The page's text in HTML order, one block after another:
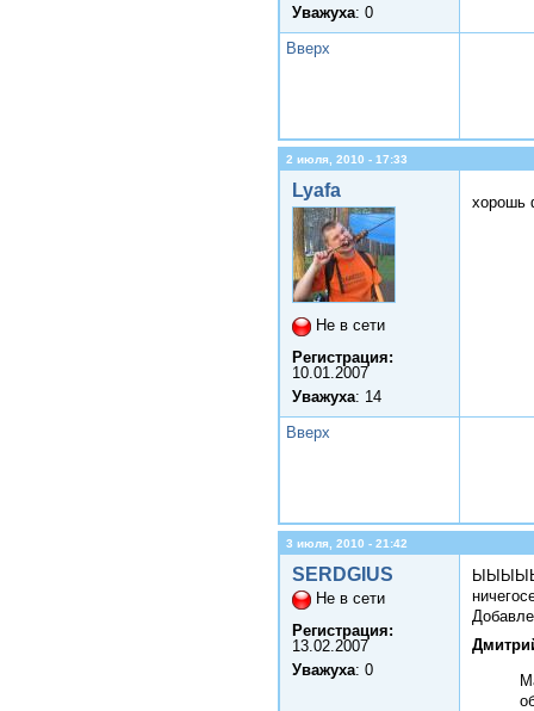
Уважуха: 0
Вверх
2 июля, 2010 - 17:33
Lyafa
Не в сети
Регистрация:
10.01.2007
Уважуха: 14
хорошь
Вверх
3 июля, 2010 - 21:42
SERDGIUS
Не в сети
Регистрация:
13.02.2007
Уважуха: 0